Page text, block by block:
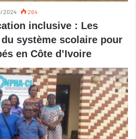
2024 264
inclusive : Les
système scolaire pour
en Côte d’Ivoire